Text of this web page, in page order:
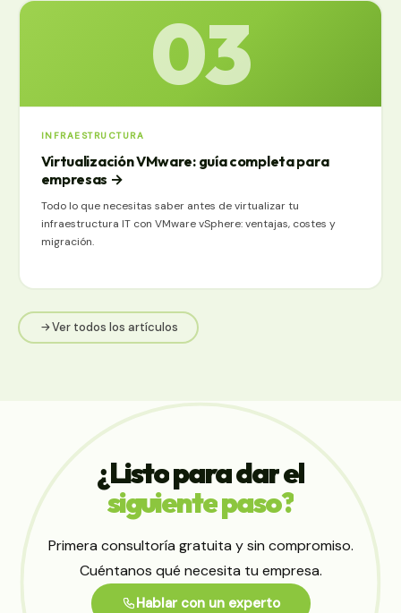
03
INFRAESTRUCTURA
Virtualización VMware: guía completa para
empresas →
Todo lo que necesitas saber antes de virtualizar tu
infraestructura IT con VMware vSphere: ventajas, costes y
migración.
Ver todos los artículos
¿Listoparadarel
siguientepaso?
Primera consultoría gratuita y sin compromiso.
Cuéntanos qué necesita tu empresa.
Hablar con un experto